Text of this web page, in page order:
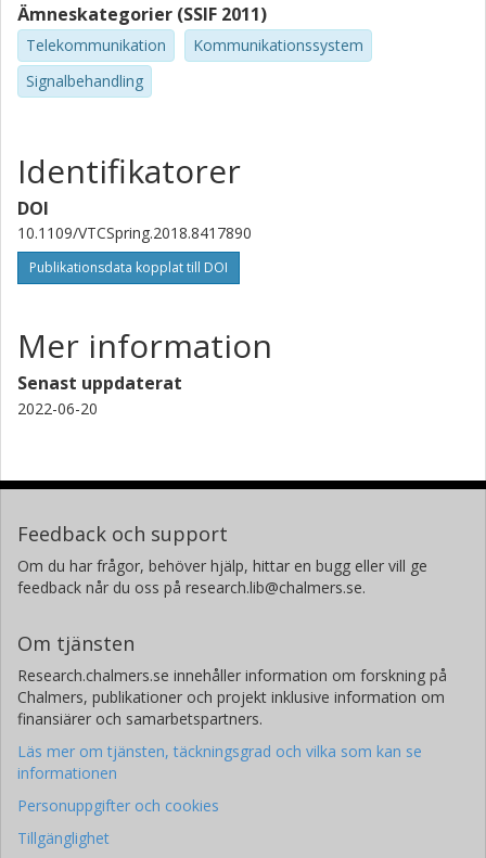
Ämneskategorier (SSIF 2011)
Telekommunikation
Kommunikationssystem
Signalbehandling
Identifikatorer
DOI
10.1109/VTCSpring.2018.8417890
Publikationsdata kopplat till DOI
Mer information
Senast uppdaterat
2022-06-20
Feedback och support
Om du har frågor, behöver hjälp, hittar en bugg eller vill ge
feedback når du oss på research.lib@chalmers.se.
Om tjänsten
Research.chalmers.se innehåller information om forskning på
Chalmers, publikationer och projekt inklusive information om
finansiärer och samarbetspartners.
Läs mer om tjänsten, täckningsgrad och vilka som kan se
informationen
Personuppgifter och cookies
Tillgänglighet